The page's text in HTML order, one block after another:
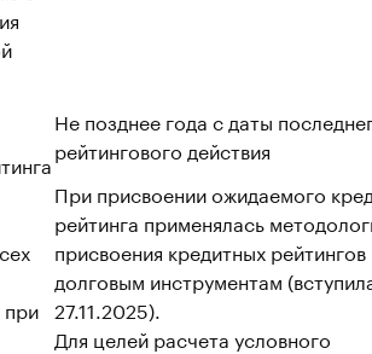
Не позднее года с даты
рейтингового действия
При присвоении ожидаемого
рейтинга применялась
присвоения кредитных рейтингов
долговым инструментам
27.11.2025).
Для целей расчета условного